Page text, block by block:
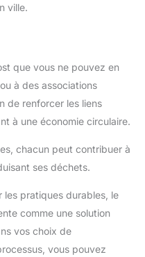
ville.
que vous ne pouvez en
à des associations
de renforcer les liens
à une économie circulaire.
chacun peut contribuer à
ses déchets.
les pratiques durables, le
comme une solution
vos choix de
vous pouvez